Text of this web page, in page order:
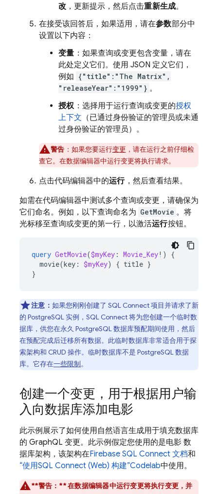
改 ，更新提示，然后点击重新生成。
在接受该回答后，如果适用，请在参数部分中
设置以下内容：
变量 ：如果查询或变更包含变量，请在
此处定义它们。使用 JSON 定义它们，
例如 {"title":"The Matrix",
"releaseYear":"1999"} 。
授权：选择用于运行查询或变更的授权
上下文 （已通过身份验证的管理员或未通
过身份验证的管理员）。
警告 ：如果您要运行变更 ，请在运行之前仔细检
查它。在数据编辑器中运行变更将执行请求。
点击代码编辑器中的运行，然后查看结果。
如需在代码编辑器中测试多个查询或变更，请确保为
它们命名。例如，以下查询命名为 GetMovie 。将
光标移至查询或变更的第一行，以激活运行按钮。
query GetMovie($myKey : Movie_Key!)
{
movie(key : $myKey) { title }
}
注意： 如果您刚刚创建了 SQL Connect项目并请求了新
的 PostgreSQL 实例， SQL Connect将为您创建一个临时数
据库，供您在永久 PostgreSQL 数据库预配期间使用，然后
在预配完成后迁移所有数据。此临时数据库非常适合用于探
索架构和 CRUD 操作。临时数据库不是 PostgreSQL 数据
库。它存在一些限制。
创建一个变更，用于根据用户输
入向数据库添加电影
此示例展示了如何使用自然语言生成用于填充数据库
的 GraphQL 变更。此示例假定您使用的是电影 数
据库架构，该架构在Firebase SQL Connect 文档和
“使用SQL Connect (Web) 构建”Codelab中使用。
**警告：**在数据编辑器中运行变更将执行变更，并